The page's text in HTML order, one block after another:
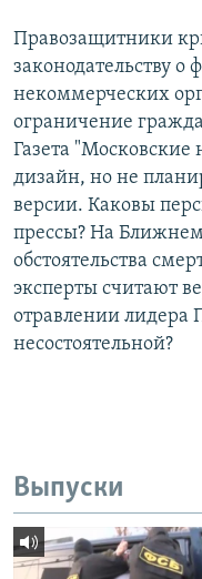
Правозащитники
законодательству
некоммерческих
ограничение
Газета "Московские
дизайн, но не
версии. Каковы
прессы? На
обстоятельства
эксперты считают
отравлении лидера
несостоятельной?
Выпуски